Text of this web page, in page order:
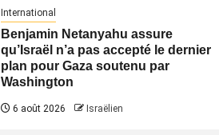
International
Benjamin Netanyahu assure
qu’Israël n’a pas accepté le dernier
plan pour Gaza soutenu par
Washington
6 août 2026 Israëlien